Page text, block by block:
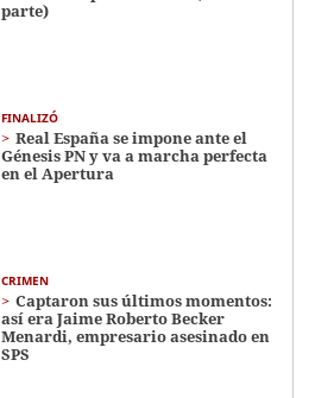
parte)
FINALIZÓ
Real España se impone ante el
Génesis PN y va a marcha perfecta
en el Apertura
CRIMEN
Captaron sus últimos momentos:
así era Jaime Roberto Becker
Menardi​​​, empresario asesinado en
SPS